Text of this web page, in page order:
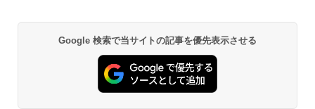
Google 検索で当サイトの記事を優先表示させる